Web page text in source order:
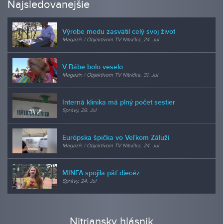
Najsledovanejšie
Výrobe medu zasvätil celý svoj život
Magazín / Objektívom TV Nitrička, 24. Jul
V Bábe bolo veselo
Magazín / Objektívom TV Nitrička, 31. Jul
Interná klinika má plný počet sestier
Správy, 29. Jul
Európska špička vo Veľkom Záluží
Magazín / Objektívom TV Nitrička, 24. Jul
MINFA spojila päť diecéz
Správy, 24. Jul